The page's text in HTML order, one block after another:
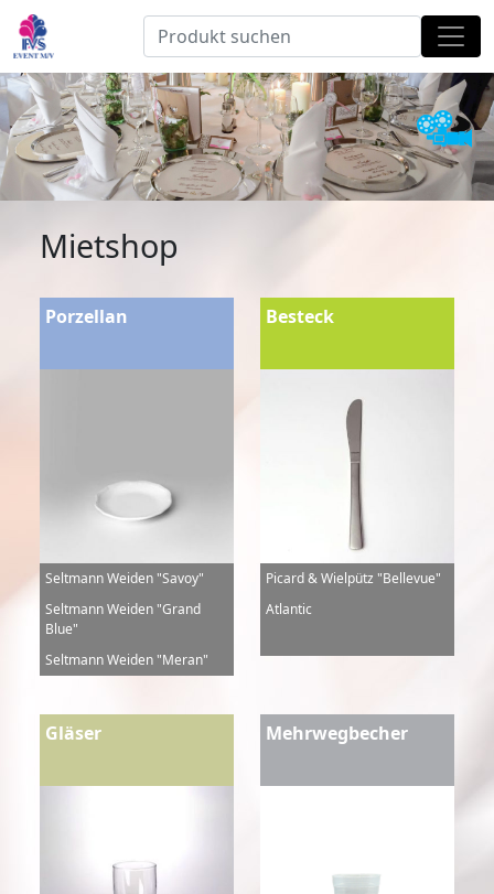
Mietshop
Porzellan
Seltmann Weiden "Savoy"
Seltmann Weiden "Grand
Blue"
Seltmann Weiden "Meran"
Besteck
Picard & Wielpütz "Bellevue"
Atlantic
Gläser Mehrwegbecher